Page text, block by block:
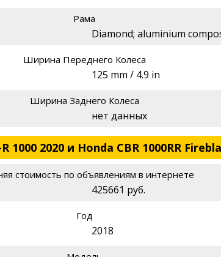
Рама
Diamond; aluminium
Ширина Переднего Колеса
125 mm / 4.9 in
Ширина Заднего Колеса
нет данных
1000 2020 и Honda CBR 1000RR
стоимость по объявлениям в интернете
425661 руб.
Год
2018